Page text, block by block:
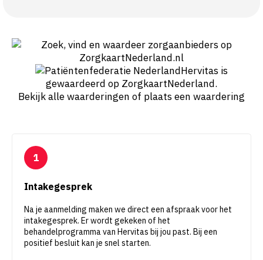
Hervitas is
gewaardeerd op ZorgkaartNederland.
Bekijk alle waarderingen of plaats een waardering
Intakegesprek
Na je aanmelding maken we direct een afspraak voor het
intakegesprek. Er wordt gekeken of het
behandelprogramma van Hervitas bij jou past. Bij een
positief besluit kan je snel starten.